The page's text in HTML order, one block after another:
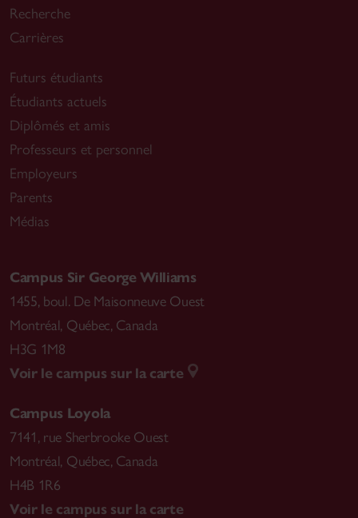
Recherche
Carrières
Futurs étudiants
Étudiants actuels
Diplômés et amis
Professeurs et personnel
Employeurs
Parents
Médias
Campus Sir George Williams
1455, boul. De Maisonneuve Ouest
Montréal, Québec, Canada
H3G 1M8
Voir le campus sur la carte
Campus Loyola
7141, rue Sherbrooke Ouest
Montréal, Québec, Canada
H4B 1R6
Voir le campus sur la carte